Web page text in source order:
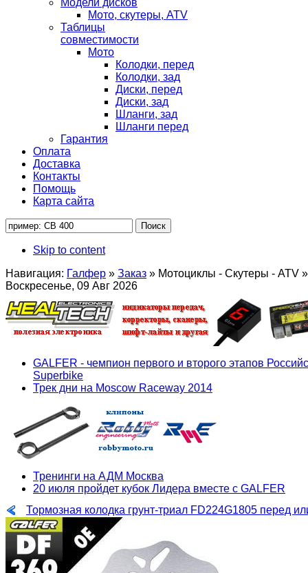
Мото, скутеры, ATV
Таблицы
совместимости
Мото
Колодки, перед
Колодки, зад
Диски, перед
Диски, зад
Шланги, зад
Шланги перед
Гарантия
Оплата
Доставка
Контакты
Помощь
Карта сайта
Skip to content
Навигация: Галфер » Заказ » Мотоциклы - Скутеры - ATV »
Воскресенье, 09 Авг 2026
GALFER - чемпион первого и второго этапов
Superbike
Трек дни на Moscow Raceway 2014
Тренинги на АДМ Москва
20 июля пройдет кубок Лидера вместе с GALFER
Тормозная колодка грунт-триал FD224G1805 перед